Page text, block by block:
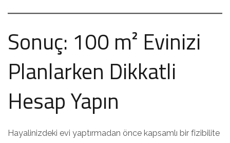
Sonuç: 100 m² Evinizi
Planlarken Dikkatli
Hesap Yapın
Hayalinizdeki evi yaptırmadan önce kapsamlı bir fizibilite